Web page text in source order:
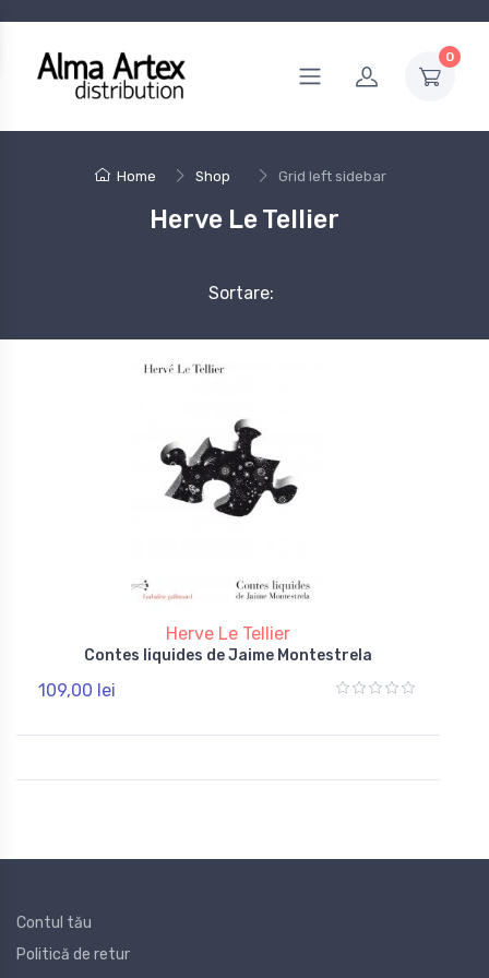
0
Home Shop Grid left sidebar
Herve Le Tellier
Sortare:
Herve Le Tellier
Contes liquides de Jaime Montestrela
109,00 lei
Contul tău
Politică de retur